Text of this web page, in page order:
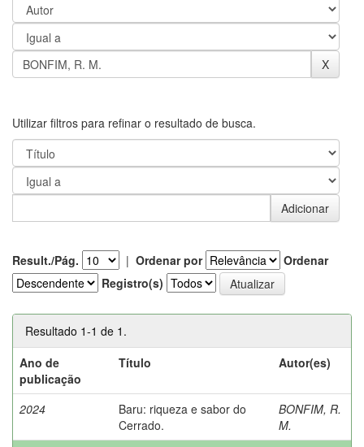
Utilizar filtros para refinar o resultado de busca.
Result./Pág. | Ordenar por
Ordenar
Registro(s)
Resultado 1-1 de 1.
Ano de
publicação
Título Autor(es)
2024
Baru: riqueza e sabor do
Cerrado.
BONFIM, R.
M.